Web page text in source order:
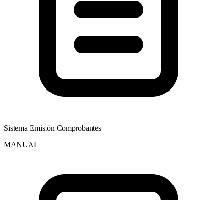
Sistema Emisión Comprobantes
MANUAL